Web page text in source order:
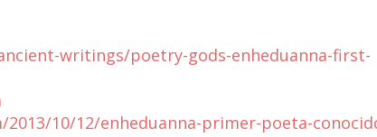
writings/poetry-gods-enheduanna-first-
10/12/enheduanna-primer-poeta-